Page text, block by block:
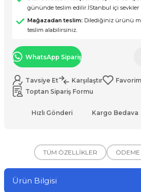
gününde teslim edilir.İStanbul içi sevkler
Mağazadan teslim: Dilediğiniz ürünü
teslim alabilirsiniz.
WhatsApp Sipariş
Tavsiye Et
Karşılaştır
Toptan Sipariş Formu
Hızlı Gönderi Kargo Bedava
TÜM ÖZELLİKLER ÖDEME
Ürün Bilgisi